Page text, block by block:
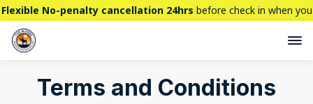
Flexible No-penalty cancellation 24hrs before check in when you
book directly here. BTW,
Terms and Conditions